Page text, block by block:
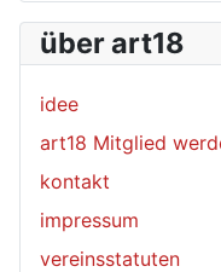
über art18
idee
art18 Mitglied
kontakt
impressum
vereinsstatuten